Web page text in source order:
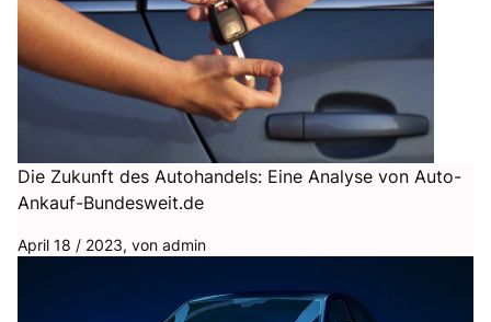
Die Zukunft des Autohandels: Eine Analyse von Auto-
Ankauf-Bundesweit.de
April 18 / 2023, von admin